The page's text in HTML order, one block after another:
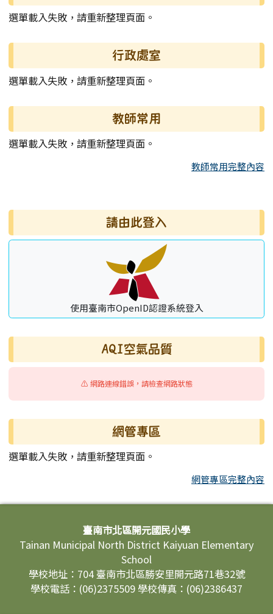
選單載入失敗，請重新整理頁面。
行政處室
選單載入失敗，請重新整理頁面。
教師常用
選單載入失敗，請重新整理頁面。
教師常用完整內容
右邊區域內容 請由此登入
使用臺南市OpenID認證系統登入
AQI空氣品質
⚠️ 網路連線錯誤，請檢查網路狀態
網管專區
選單載入失敗，請重新整理頁面。
網管專區完整內容
頁尾區域內容臺南市北區開元國民小學
Tainan Municipal North District Kaiyuan Elementary
School
學校地址：704 臺南市北區勝安里開元路71巷32號
學校電話：(06)2375509 學校傳真：(06)2386437